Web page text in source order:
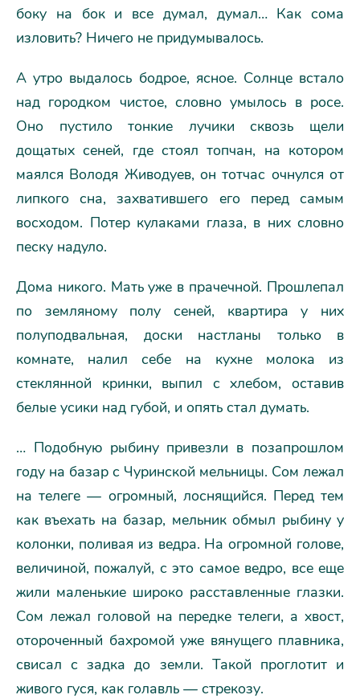
боку на бок и все думал, думал… Как сома
изловить? Ничего не придумывалось.
А утро выдалось бодрое, ясное. Солнце встало
над городком чистое, словно умылось в росе.
Оно пустило тонкие лучики сквозь щели
дощатых сеней, где стоял топчан, на котором
маялся Володя Живодуев, он тотчас очнулся от
липкого сна, захватившего его перед самым
восходом. Потер кулаками глаза, в них словно
песку надуло.
Дома никого. Мать уже в прачечной. Прошлепал
по земляному полу сеней, квартира у них
полуподвальная, доски настланы только в
комнате, налил себе на кухне молока из
стеклянной кринки, выпил с хлебом, оставив
белые усики над губой, и опять стал думать.
… Подобную рыбину привезли в позапрошлом
году на базар с Чуринской мельницы. Сом лежал
на телеге — огромный, лоснящийся. Перед тем
как въехать на базар, мельник обмыл рыбину у
колонки, поливая из ведра. На огромной голове,
величиной, пожалуй, с это самое ведро, все еще
жили маленькие широко расставленные глазки.
Сом лежал головой на передке телеги, а хвост,
отороченный бахромой уже вянущего плавника,
свисал с задка до земли. Такой проглотит и
живого гуся, как голавль — стрекозу.